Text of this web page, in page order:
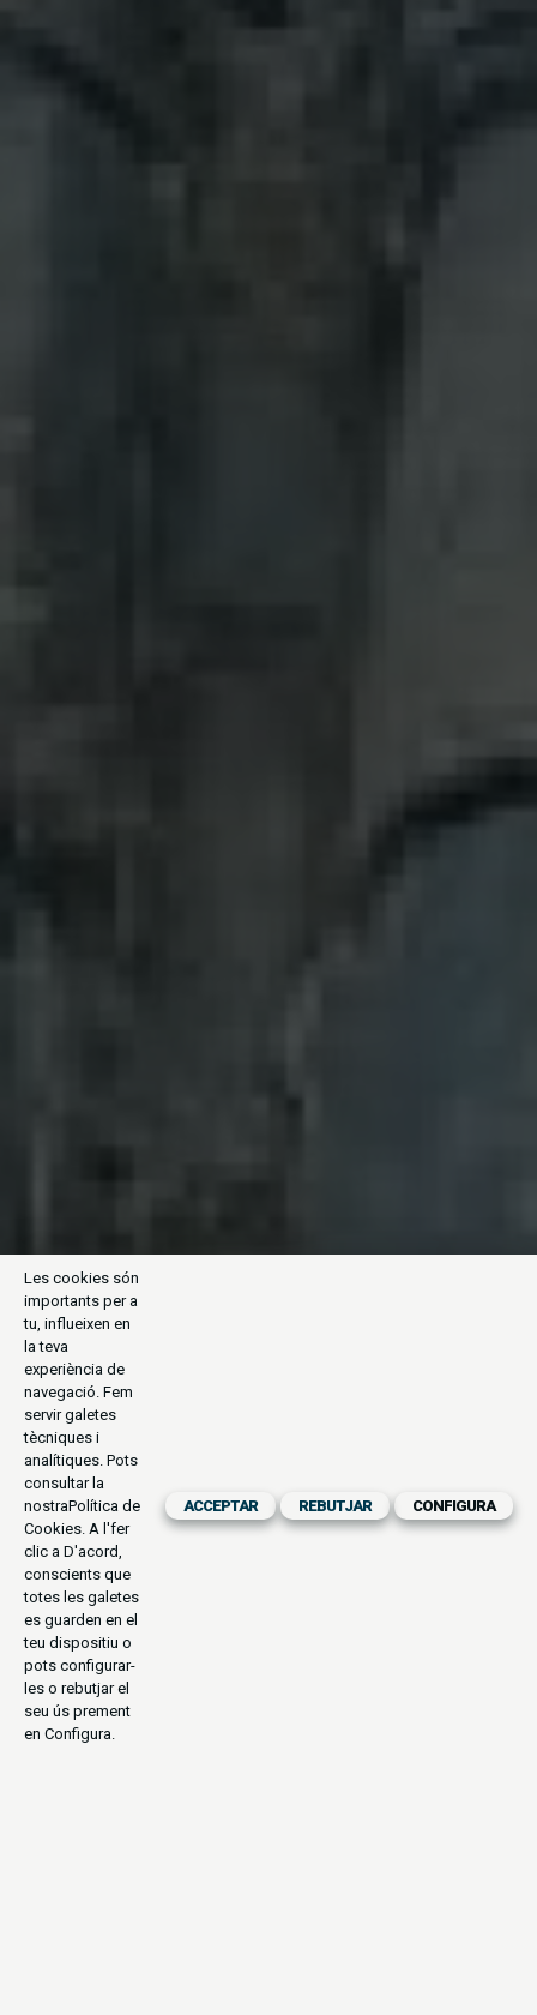
Les cookies són
importants per a
tu, influeixen en
la teva
experiència de
navegació. Fem
servir galetes
tècniques i
analítiques. Pots
consultar la
nostraPolítica de
Cookies. A l'fer
clic a D'acord,
conscients que
totes les galetes
es guarden en el
teu dispositiu o
pots configurar-
les o rebutjar el
seu ús prement
en Configura.
ACCEPTAR REBUTJAR CONFIGURA